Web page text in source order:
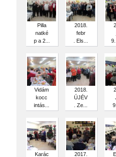
Pilla
natké
p a 2...
2018.
febr
. Els...
9.
Vidám
kocc
intás...
2018.
ÚJÉV
. Ze...
Karác
2017.